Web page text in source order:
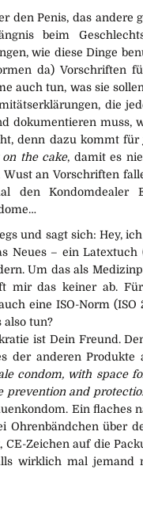
den Penis, das
beim
wie diese Dinge
da) Vorschriften
auch tun, was sie
die
dokumentieren muss,
denn dazu kommt für
the cake, damit es
an Vorschriften
den Kondomdealer
und sagt sich: Hey,
Neues – ein Latextuch
Um das als
mir das keiner ab. Für
eine ISO-Norm
also tun?
ist Dein Freund.
der anderen Produkte
condom, with space
and
Ein flaches
Ohrenbändchen über
CE-Zeichen auf die
wirklich mal jemand